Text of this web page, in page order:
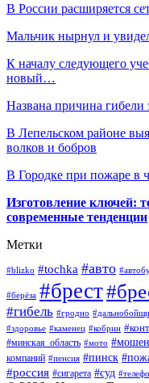
В России расширяется
Мальчик нырнул и
К началу следующего
новый…
Названа причина гибели
В Лепельском районе
волков и бобров
В Городке при пожаре в
Изготовление ключей:
современные тенденции
Метки
#blizko #tochka #авто
#берёза #брест
#гибель #гродно
#здоровье #каменец #кобрин
#минская_область #мото
компаний #пенсия #пинск
#россия #сигарета #суд